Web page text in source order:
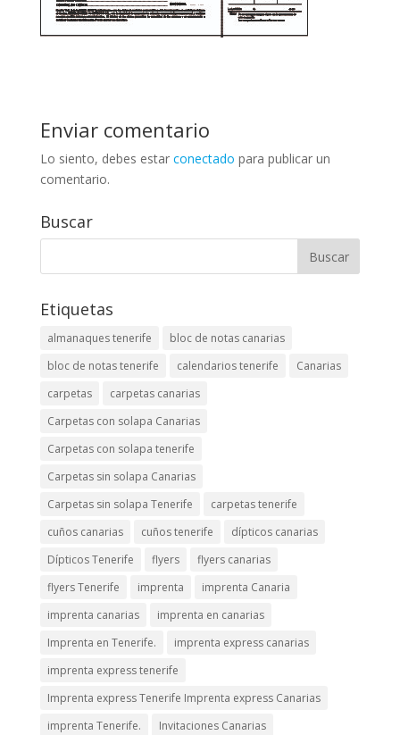
Enviar comentario
Lo siento, debes estar conectado para publicar un
comentario.
Buscar
Etiquetas
almanaques tenerife
bloc de notas canarias
bloc de notas tenerife
calendarios tenerife
Canarias
carpetas
carpetas canarias
Carpetas con solapa Canarias
Carpetas con solapa tenerife
Carpetas sin solapa Canarias
Carpetas sin solapa Tenerife
carpetas tenerife
cuños canarias
cuños tenerife
dípticos canarias
Dípticos Tenerife
flyers
flyers canarias
flyers Tenerife
imprenta
imprenta Canaria
imprenta canarias
imprenta en canarias
Imprenta en Tenerife.
imprenta express canarias
imprenta express tenerife
Imprenta express Tenerife Imprenta express Canarias
imprenta Tenerife.
Invitaciones Canarias